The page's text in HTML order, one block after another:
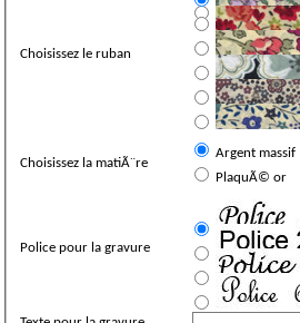
Choisissez le ruban
Choisissez la matiÃ¨re
Argent massif
PlaquÃ© or
Police pour la gravure